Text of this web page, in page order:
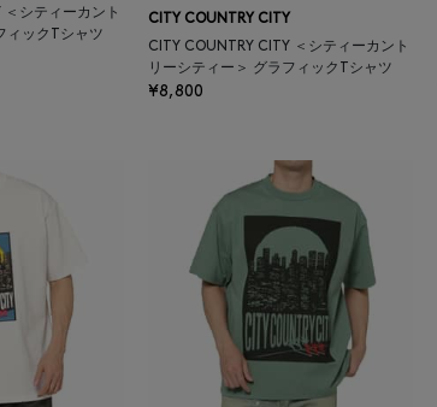
＜シティーカント
ィックTシャツ
CITY COUNTRY CITY
CITY COUNTRY CITY ＜シティーカント
リーシティー＞ グラフィックTシャツ
¥8,800